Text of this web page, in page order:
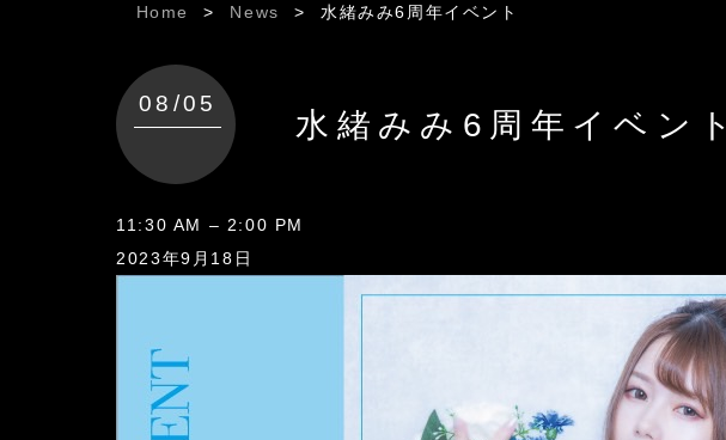
Home > News > 水緒みみ6周年イベント
08/05
水緒みみ6周年イベント
水
緒
11:30 AM – 2:00 PM
2023年9月18日